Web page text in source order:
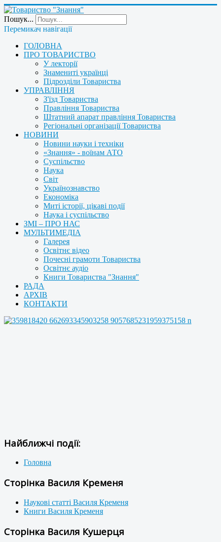
Пошук...
Перемикач навігації
ГОЛОВНА
ПРО ТОВАРИСТВО
У лекторії
Знамениті українці
Підрозділи Товариства
УПРАВЛІННЯ
З'їзд Товариства
Правління Товариства
Штатний апарат правління Товариства
Регіональні організації Товариства
НОВИНИ
Новини науки і техніки
«Знання» - воїнам АТО
Суспільство
Наука
Світ
Українознавство
Економіка
Миті історії, цікаві події
Наука і суспільство
ЗМІ – ПРО НАС
МУЛЬТИМЕДІА
Галерея
Освітнє відео
Почесні грамоти Товариства
Освітнє аудіо
Книги Товариства "Знання"
РАДА
АРХІВ
КОНТАКТИ
Найближчі події:
Головна
Сторінка Василя Кременя
Наукові статті Василя Кременя
Книги Василя Кременя
Сторінка Василя Кушерця